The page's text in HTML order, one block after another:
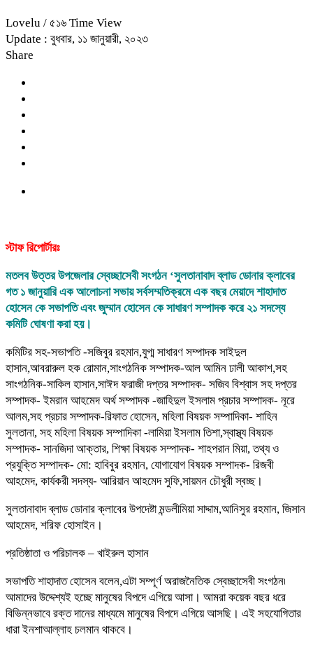
Lovelu / ৫১৬ Time View
Update : বুধবার, ১১ জানুয়ারী, ২০২৩
Share
স্টাফ রিপোর্টারঃ
মতলব উত্তর উপজেলার স্বেচ্ছাসেবী সংগঠন ‘সুলতানাবাদ ব্লাড ডোনার ক্লাবের
গত ১ জানুয়ারি এক আলোচনা সভায় সর্বসম্মতিক্রমে এক বছর মেয়াদে শাহাদাত
হোসেন কে সভাপতি এবং জুম্মান হোসেন কে সাধারণ সম্পাদক করে ২১ সদস্যে
কমিটি ঘোষণা করা হয়।
কমিটির সহ-সভাপতি -সজিবুর রহমান,যুগ্ম সাধারণ সম্পাদক সাইদুল
হাসান,আবরারুল হক রোমান,সাংগঠনিক সম্পাদক-আল আমিন ঢালী আকাশ,সহ
সাংগঠনিক-সাকিল হাসান,সাঈদ ফরাজী দপ্তর সম্পাদক- সজিব বিশ্বাস সহ দপ্তর
সম্পাদক- ইমরান আহমেদ অর্থ সম্পাদক -জাহিদুল ইসলাম প্রচার সম্পাদক- নূরে
আলম,সহ প্রচার সম্পাদক-রিফাত হোসেন, মহিলা বিষয়ক সম্পাদিকা- শাহিন
সুলতানা, সহ মহিলা বিষয়ক সম্পাদিকা -লামিয়া ইসলাম তিশা,স্বাস্থ্য বিষয়ক
সম্পাদক- সানজিদা আক্তার, শিক্ষা বিষয়ক সম্পাদক- শাহপরান মিয়া, তথ্য ও
প্রযুক্তি সম্পাদক- মো: হাবিবুর রহমান, যোগাযোগ বিষয়ক সম্পাদক- রিজবী
আহমেদ, কার্যকরী সদস্য- আরিয়ান আহমেদ সুফি,সায়মন চৌধুরী স্বচ্ছ।
সুলতানাবাদ ব্লাড ডোনার ক্লাবের উপদেষ্টা মন্ডলীমিয়া সাদ্দাম,আনিসুর রহমান, জিসান
আহমেদ, শরিফ হোসাইন।
প্রতিষ্ঠাতা ও পরিচালক – খাইরুল হাসান
সভাপতি শাহাদাত হোসেন বলেন,এটা সম্পূর্ণ অরাজনৈতিক স্বেচ্ছাসেবী সংগঠন৷
আমাদের উদ্দেশ্যই হচ্ছে মানুষের বিপদে এগিয়ে আসা। আমরা কয়েক বছর ধরে
বিভিন্নভাবে রক্ত দানের মাধ্যমে মানুষের বিপদে এগিয়ে আসছি। এই সহযোগিতার
ধারা ইনশাআল্লাহ চলমান থাকবে।